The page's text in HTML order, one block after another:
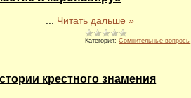
Читать дальше »
Категория: Сомнительные вопросы
крестного знамения